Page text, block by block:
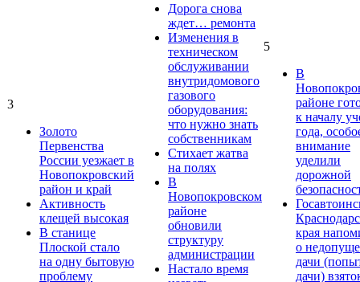
3
Золото
Первенства
России уезжает в
Новопокровский
район и край
Активность
клещей высокая
В станице
Плоской стало
на одну бытовую
проблему
Дорога снова
ждет… ремонта
Изменения в
техническом
обслуживании
внутридомового
газового
оборудования:
что нужно знать
собственникам
Стихает жатва
на полях
В
Новопокровском
районе
обновили
структуру
администрации
Настало время
5
В
районе
к началу
года,
внимание
уделили
дорожной
края
о
дачи
дачи)